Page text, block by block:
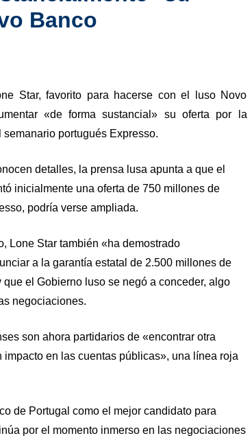
Banco
Star, favorito para hacerse con el luso Novo
«de forma sustancial» su oferta por la
portugués Expresso.
detalles, la prensa lusa apunta a que el
inicialmente una oferta de 750 millones de
podría verse ampliada.
Lone Star también «ha demostrado
a la garantía estatal de 2.500 millones de
el Gobierno luso se negó a conceder, algo
negociaciones.
son ahora partidarios de «encontrar otra
en las cuentas públicas», una línea roja
de Portugal como el mejor candidato para
por el momento inmerso en las negociaciones